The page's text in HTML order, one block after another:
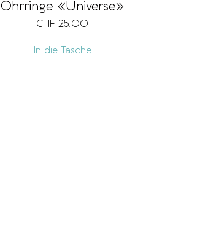
Ohrringe «Universe»
CHF 25.00
In die Tasche